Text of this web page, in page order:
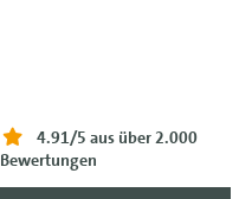
4.91/5 aus über 2.000
Bewertungen